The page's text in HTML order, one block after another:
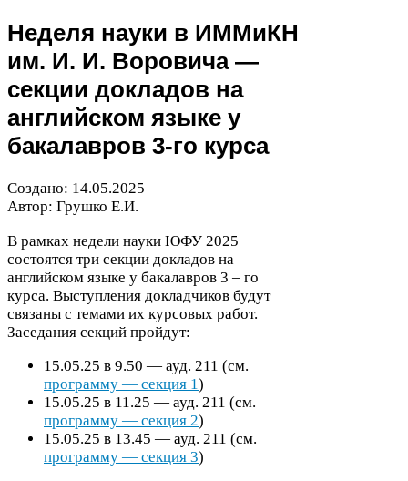
Неделя науки в ИММиКН
им. И. И. Воровича —
секции докладов на
английском языке у
бакалавров 3-​го курса
Создано: 14.05.2025
Автор: Грушко Е.И.
В рамках недели науки ЮФУ 2025
состоятся три секции докладов на
английском языке у бакалавров 3 – го
курса. Выступления докладчиков будут
связаны с темами их курсовых работ.
Заседания секций пройдут:
15.05.25 в 9.50 — ауд. 211 (см.
программу — секция 1)
15.05.25 в 11.25 — ауд. 211 (см.
программу — секция 2)
15.05.25 в 13.45 — ауд. 211 (см.
программу — секция 3)